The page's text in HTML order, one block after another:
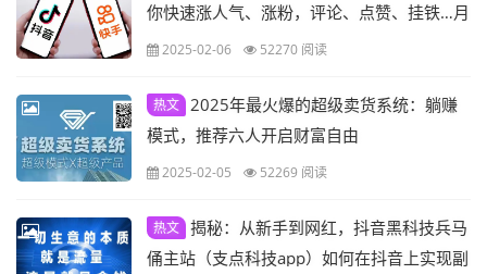
你快速涨人气、涨粉，评论、点赞、挂铁…月
入几万不是梦！
2025-02-06 52270 阅读
热文 2025年最火爆的超级卖货系统：躺赚
模式，推荐六人开启财富自由
2025-02-05 52269 阅读
热文 揭秘：从新手到网红，抖音黑科技兵马
俑主站（支点科技app）如何在抖音上实现副